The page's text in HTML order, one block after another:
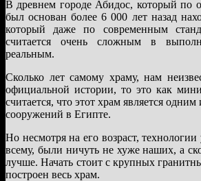
В древнем городе Абидос, который по
был основан более 6 000 лет назад
который даже по современным
считается очень сложным в
реальным.
Сколько лет самому храму, нам
официальной истории, то это как
считается, что этот храм является
сооружений в Египте.
Но несмотря на его возраст, технологии
всему, были ничуть не хуже наших, а
лучше. Начать стоит с крупных
построен весь храм.